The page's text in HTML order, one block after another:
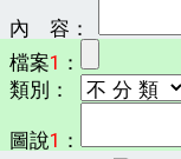
內 容：
檔案1 ：
類別：
圖說1 ：